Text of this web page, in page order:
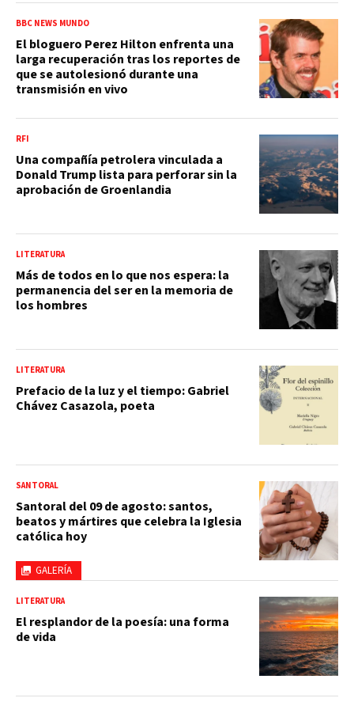
BBC NEWS MUNDO
El bloguero Perez Hilton enfrenta una
larga recuperación tras los reportes de
que se autolesionó durante una
transmisión en vivo
RFI
Una compañía petrolera vinculada a
Donald Trump lista para perforar sin la
aprobación de Groenlandia
LITERATURA
Más de todos en lo que nos espera: la
permanencia del ser en la memoria de
los hombres
LITERATURA
Prefacio de la luz y el tiempo: Gabriel
Chávez Casazola, poeta
GALERÍA
SANTORAL
Santoral del 09 de agosto: santos,
beatos y mártires que celebra la Iglesia
católica hoy
LITERATURA
El resplandor de la poesía: una forma
de vida